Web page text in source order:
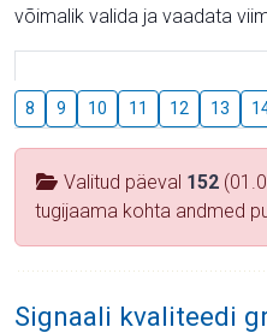
võimalik valida ja vaadata
8 9 10 11 12 13
Valitud päeval 152
tugijaama kohta andmed
Signaali kvaliteedi